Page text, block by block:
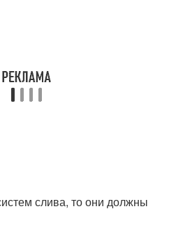
слива, то они должны